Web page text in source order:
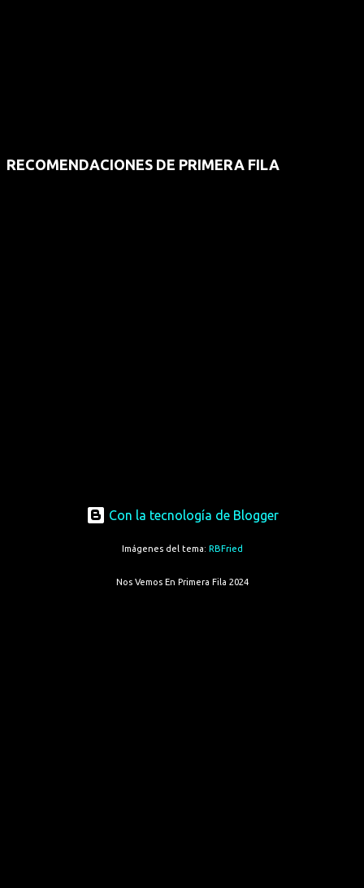
RECOMENDACIONES DE PRIMERA FILA
Con la tecnología de Blogger
Imágenes del tema: RBFried
Nos Vemos En Primera Fila 2024